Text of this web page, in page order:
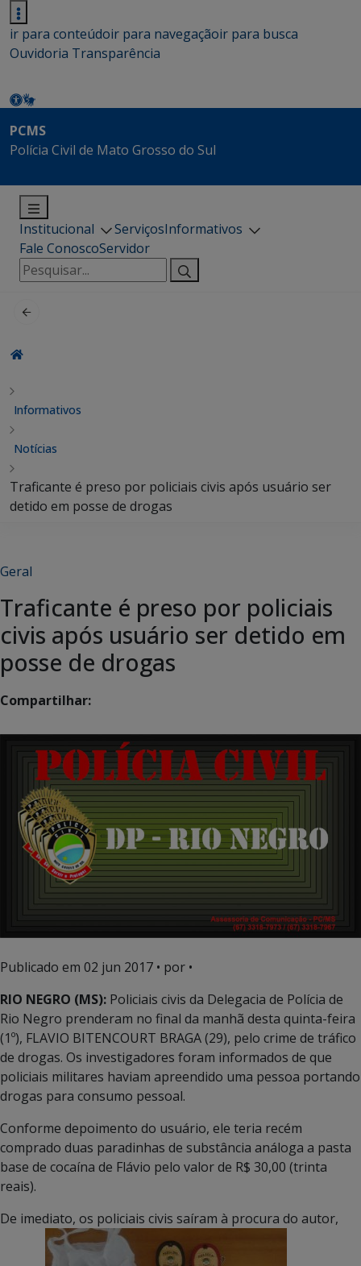
ir para conteúdoir para navegaçãoir para busca
Ouvidoria Transparência
PCMS
Polícia Civil de Mato Grosso do Sul
Institucional ServiçosInformativos
Fale ConoscoServidor
Pesquisar
por:
Informativos
Notícias
Traficante é preso por policiais civis após usuário ser
detido em posse de drogas
Geral
Traficante é preso por policiais
civis após usuário ser detido em
posse de drogas
Compartilhar:
Publicado em 02 jun 2017 • por •
RIO NEGRO (MS): Policiais civis da Delegacia de Polícia de
Rio Negro prenderam no final da manhã desta quinta-feira
(1º), FLAVIO BITENCOURT BRAGA (29), pelo crime de tráfico
de drogas. Os investigadores foram informados de que
policiais militares haviam apreendido uma pessoa portando
drogas para consumo pessoal.
Conforme depoimento do usuário, ele teria recém
comprado duas paradinhas de substância análoga a pasta
base de cocaína de Flávio pelo valor de R$ 30,00 (trinta
reais).
De imediato, os policiais civis saíram à procura do autor,